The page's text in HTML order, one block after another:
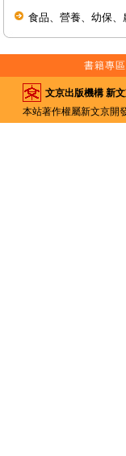
食品、營養、幼保、
書籍專區
文京出版機構 新
本站著作權屬新文京開